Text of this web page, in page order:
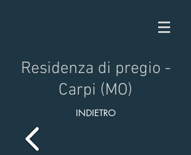
Residenza di pregio -
Carpi (MO)
INDIETRO